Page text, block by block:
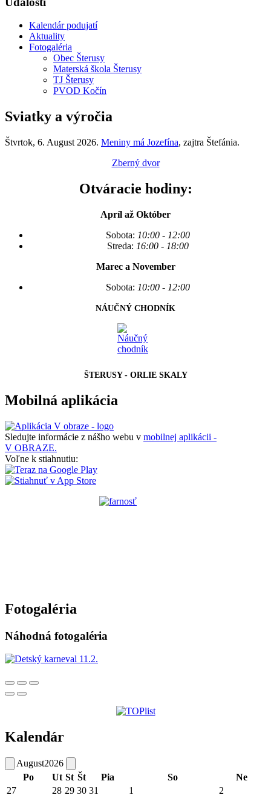
Kalendár podujatí
Aktuality
Fotogaléria
Obec Šterusy
Materská škola Šterusy
TJ Šterusy
PVOD Kočín
Sviatky a výročia
Štvrtok, 6. August 2026. Meniny má Jozefína, zajtra Štefánia.
Zberný dvor
Otváracie hodiny:
Apríl až Október
Sobota: 10:00 - 12:00
Streda: 16:00 - 18:00
Marec a November
Sobota: 10:00 - 12:00
NÁUČNÝ CHODNÍK
ŠTERUSY - ORLIE SKALY
Mobilná aplikácia
Sledujte informácie z nášho webu v mobilnej aplikácii -
V OBRAZE.
Voľne k stiahnutiu:
Fotogaléria
Náhodná fotogaléria
Kalendár
August2026
Po
Ut St Št Pia So
Ne
27
28 29 30 31 1 2